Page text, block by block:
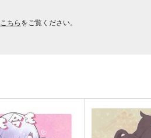
こちらをご覧ください。